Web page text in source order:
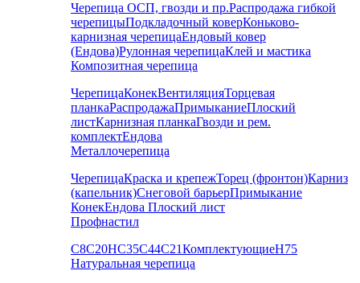
Черепица ОСП, гвозди и пр.Распродажа гибкой
черепицыПодкладочный коверКоньково-
карнизная черепицаЕндовый ковер
(Ендова)Рулонная черепицаКлей и мастика
Композитная черепица
ЧерепицаКонекВентиляцияТорцевая
планкаРаспродажаПримыканиеПлоский
листКарнизная планкаГвозди и рем.
комплектЕндова
Металлочерепица
ЧерепицаКраска и крепежТорец (фронтон)Карниз
(капельник)Снеговой барьерПримыкание
КонекЕндова Плоский лист
Профнастил
С8С20НС35С44С21КомплектующиеН75
Натуральная черепица